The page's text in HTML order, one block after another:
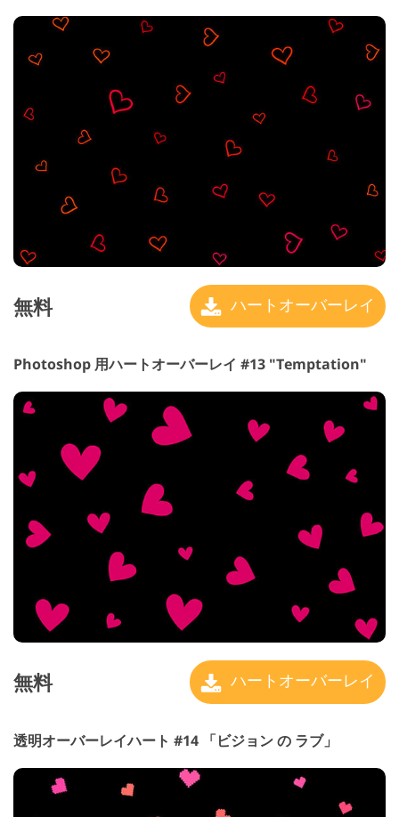
無料 ハートオーバーレイ
Photoshop 用ハートオーバーレイ #13 "Temptation"
無料 ハートオーバーレイ
透明オーバーレイハート #14 「ビジョン の ラブ」